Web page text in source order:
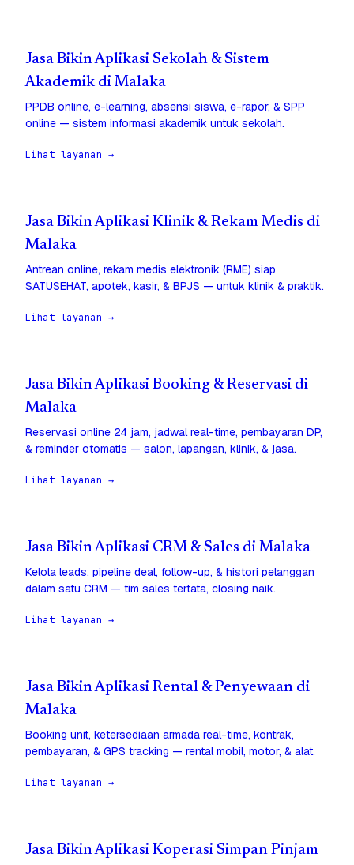
Jasa Bikin Aplikasi Sekolah & Sistem
Akademik di Malaka
PPDB online, e-learning, absensi siswa, e-rapor, & SPP
online — sistem informasi akademik untuk sekolah.
Lihat layanan →
Jasa Bikin Aplikasi Klinik & Rekam Medis di
Malaka
Antrean online, rekam medis elektronik (RME) siap
SATUSEHAT, apotek, kasir, & BPJS — untuk klinik & praktik.
Lihat layanan →
Jasa Bikin Aplikasi Booking & Reservasi di
Malaka
Reservasi online 24 jam, jadwal real-time, pembayaran DP,
& reminder otomatis — salon, lapangan, klinik, & jasa.
Lihat layanan →
Jasa Bikin Aplikasi CRM & Sales di Malaka
Kelola leads, pipeline deal, follow-up, & histori pelanggan
dalam satu CRM — tim sales tertata, closing naik.
Lihat layanan →
Jasa Bikin Aplikasi Rental & Penyewaan di
Malaka
Booking unit, ketersediaan armada real-time, kontrak,
pembayaran, & GPS tracking — rental mobil, motor, & alat.
Lihat layanan →
Jasa Bikin Aplikasi Koperasi Simpan Pinjam